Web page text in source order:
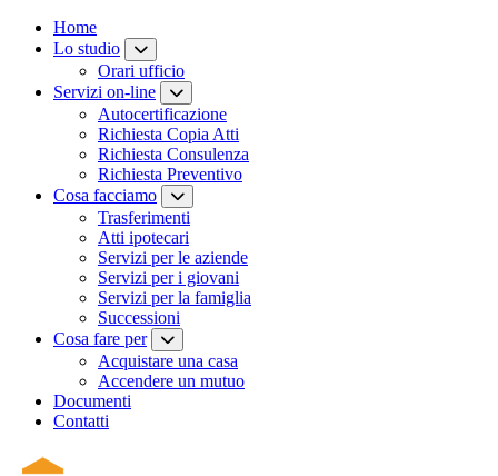
Home
Lo studio
Orari ufficio
Servizi on-line
Autocertificazione
Richiesta Copia Atti
Richiesta Consulenza
Richiesta Preventivo
Cosa facciamo
Trasferimenti
Atti ipotecari
Servizi per le aziende
Servizi per i giovani
Servizi per la famiglia
Successioni
Cosa fare per
Acquistare una casa
Accendere un mutuo
Documenti
Contatti